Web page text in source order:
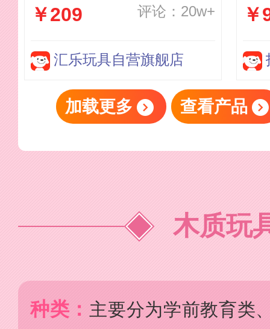
宝儿童玩具男孩女孩唱歌
版红色
￥209 评论：20w+
汇乐玩具自营旗舰店
￥
加载更多 查看产品
木质玩
种类：主要分为学前教育类